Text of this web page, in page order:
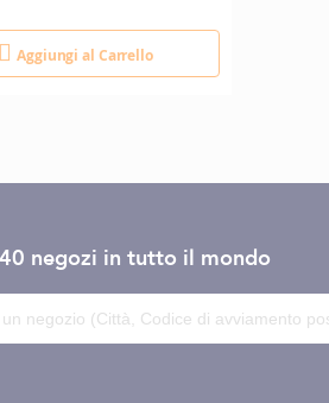
Aggiungi al Carrello
negozi in tutto il mondo